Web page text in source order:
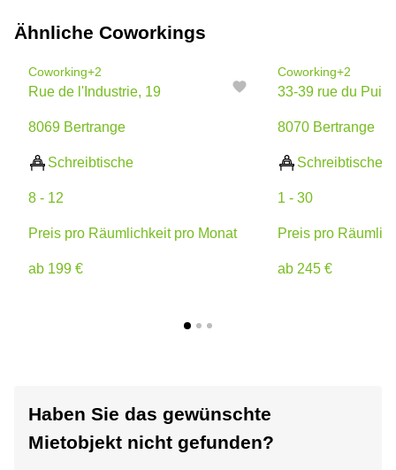
Ähnliche Coworkings
Coworking+2
Rue de l'Industrie, 19
8069 Bertrange
Schreibtische
8 - 12
Preis pro Räumlichkeit pro Monat
ab 199 €
Coworking+2
33-39 rue du
8070 Bertrange
Schreibtische
1 - 30
Preis pro
ab 245 €
Haben Sie das gewünschte
Mietobjekt nicht gefunden?